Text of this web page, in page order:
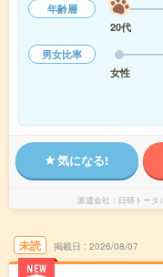
年齢層
20代
男女比率
女性
気になる!
派遣会社 日研トー
未読
NEW
掲載日 2026/08/07